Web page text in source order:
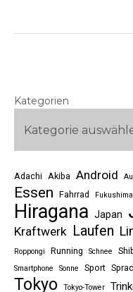
Kategorien
Adachi Akiba Android
Essen Fahrrad Fukushima
Hiragana Japan
Kraftwerk Laufen
Roppongi
Running Schnee
Smartphone Sonne Sport
Tokyo Tokyo-Tower